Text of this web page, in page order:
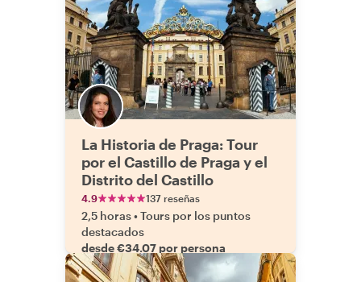
La Historia de Praga: Tour
por el Castillo de Praga y el
Distrito del Castillo
4.9 137 reseñas
2,5 horas•Tours por los puntos
destacados
desde €34.07 por persona